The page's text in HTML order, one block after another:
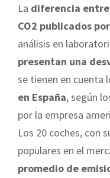
La diferencia
CO2 publicados
análisis en
presentan una
se tienen en cuenta
en España, según
por la empresa
Los 20 coches, con
populares en el
promedio de